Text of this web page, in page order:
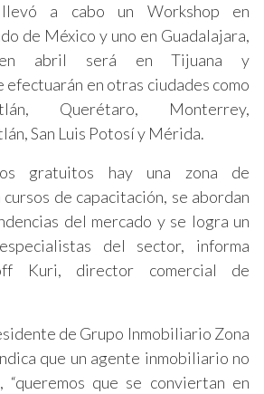
a cabo un Workshop en
de México y uno en Guadalajara,
abril será en Tijuana y
en otras ciudades como
Querétaro, Monterrey,
San Luis Potosí y Mérida.
gratuitos hay una zona de
de capacitación, se abordan
del mercado y se logra un
del sector, informa
Kuri, director comercial de
de Grupo Inmobiliario Zona
que un agente inmobiliario no
“queremos que se conviertan en